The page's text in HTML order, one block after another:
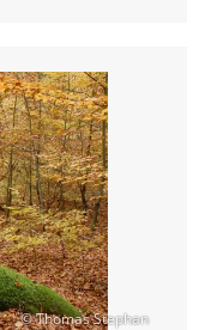
© Thomas Stephan